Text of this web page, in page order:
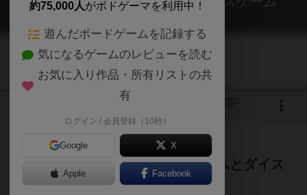
Fresco: Card & Dice Game
フレスコを題材にしたカードゲームとダイス
ゲームの二本立て！
約75,000人がボドゲーマを利用中！
遊んだボードゲームを記録する
気になるゲームのレビューを読む
お気に入り作品・所有リストの共
有
ログイン / 会員登録（10秒）
Google X
Apple Facebook